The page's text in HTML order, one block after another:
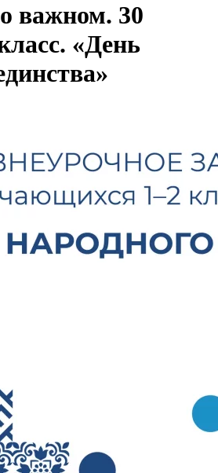
важном. 30
«День